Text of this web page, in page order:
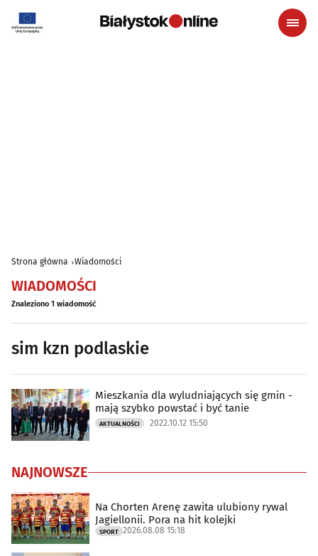
Strona główna Wiadomości
WIADOMOŚCI
Znaleziono 1 wiadomość
sim kzn podlaskie
Mieszkania dla wyludniających się gmin -
mają szybko powstać i być tanie
AKTUALNOŚCI 2022.10.12 15:50
NAJNOWSZE
Na Chorten Arenę zawita ulubiony rywal
Jagiellonii. Pora na hit kolejki
SPORT 2026.08.08 15:18